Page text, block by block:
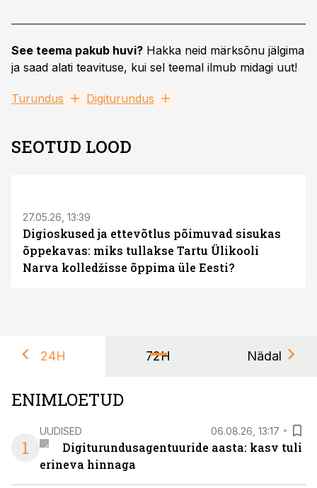
See teema pakub huvi? Hakka neid märksõnu jälgima
ja saad alati teavituse, kui sel teemal ilmub midagi uut!
Turundus Digiturundus
SEOTUD LOOD
27.05.26, 13:39
Digioskused ja ettevõtlus põimuvad sisukas
õppekavas: miks tullakse Tartu Ülikooli
Narva kolledžisse õppima üle Eesti?
24H 72H Nädal
ENIMLOETUD
1
UUDISED 06.08.26, 13:17
Digiturundusagentuuride aasta: kasv tuli
erineva hinnaga